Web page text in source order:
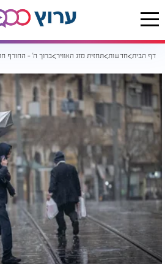
דף הבית חדשות תחזית מזג האוויר